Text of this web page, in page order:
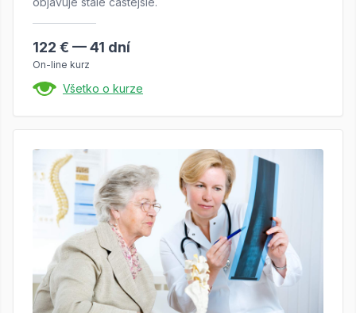
122 € — 41 dní
On-line kurz
Všetko o kurze